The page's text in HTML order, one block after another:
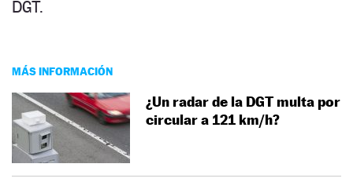
DGT.
MÁS INFORMACIÓN
¿Un radar de la DGT multa por
circular a 121 km/h?